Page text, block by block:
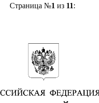
Страница №1 из 11: